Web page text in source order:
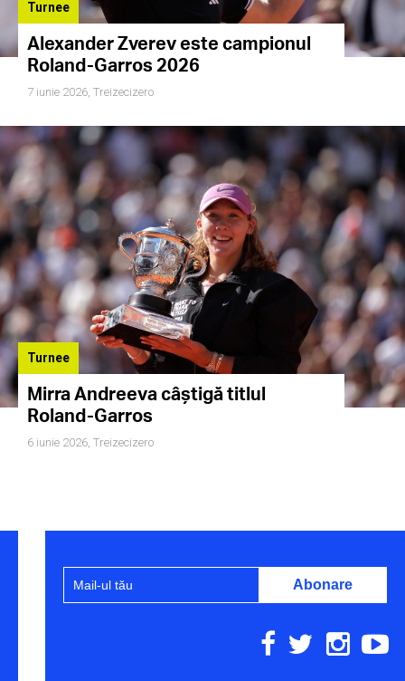
Turnee
Alexander Zverev este campionul
Roland-Garros 2026
7 iunie 2026, Treizecizero
Turnee
Mirra Andreeva câștigă titlul
Roland-Garros
6 iunie 2026, Treizecizero